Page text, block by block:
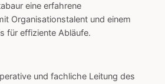
eine erfahrene
Organisationstalent und einem
für effiziente Abläufe.
und fachliche Leitung des